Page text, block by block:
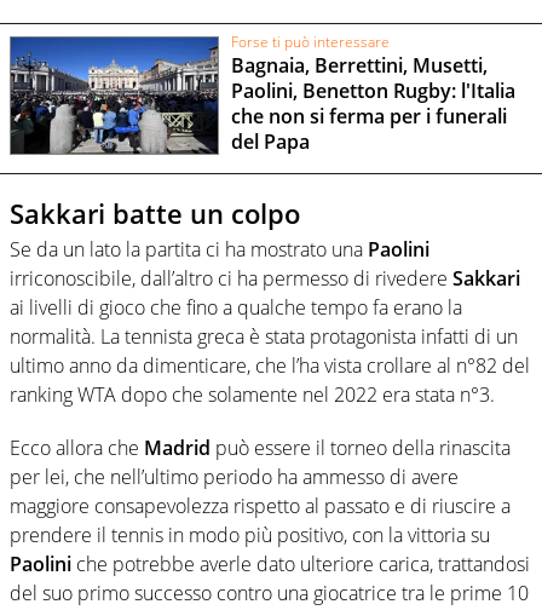
Forse ti può interessare
Bagnaia, Berrettini, Musetti,
Paolini, Benetton Rugby: l'Italia
che non si ferma per i funerali
del Papa
Sakkari batte un colpo
Se da un lato la partita ci ha mostrato una Paolini
irriconoscibile, dall’altro ci ha permesso di rivedere Sakkari
ai livelli di gioco che fino a qualche tempo fa erano la
normalità. La tennista greca è stata protagonista infatti di un
ultimo anno da dimenticare, che l’ha vista crollare al n°82 del
ranking WTA dopo che solamente nel 2022 era stata n°3.
Ecco allora che Madrid può essere il torneo della rinascita
per lei, che nell’ultimo periodo ha ammesso di avere
maggiore consapevolezza rispetto al passato e di riuscire a
prendere il tennis in modo più positivo, con la vittoria su
Paolini che potrebbe averle dato ulteriore carica, trattandosi
del suo primo successo contro una giocatrice tra le prime 10